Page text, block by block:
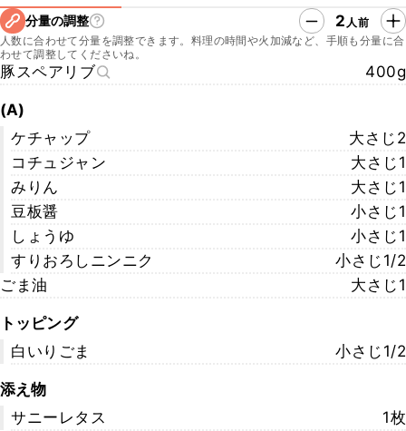
分量の調整 2 人前
人数に合わせて分量を調整できます。料理の時間や火加減など、手順も分量に合
わせて調整してくださいね。
豚スペアリブ 400g
(A)
ケチャップ
大さじ2
コチュジャン
大さじ1
みりん
大さじ1
豆板醤
小さじ1
しょうゆ
小さじ1
すりおろしニンニク
小さじ1/2
ごま油
大さじ1
トッピング
白いりごま
小さじ1/2
添え物
サニーレタス
1枚